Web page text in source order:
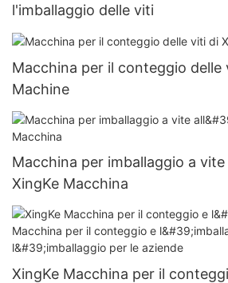
l'imballaggio delle viti
Macchina per il conteggio delle
Machine
Macchina per imballaggio a
XingKe Macchina
XingKe Macchina per il